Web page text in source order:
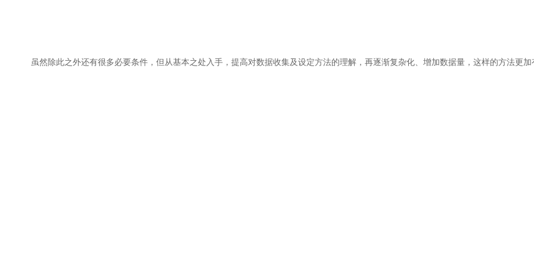
虽然除此之外还有很多必要条件，但从基本之处入手，提高对数据收集及设定方法的理解，再逐渐复杂化、增加数据量，这样的方法更加